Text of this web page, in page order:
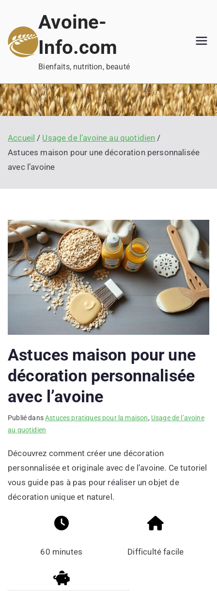
contenu
Avoine-
Info.com
Bienfaits, nutrition, beauté
Accueil
Usage de l’avoine au quotidien
Astuces maison pour une décoration personnalisée
avec l’avoine
Astuces maison pour une
décoration personnalisée
avec l’avoine
Publié dansAstuces pratiques pour la maison, Usage de l’avoine
au quotidien
Découvrez comment créer une décoration
personnalisée et originale avec de l’avoine. Ce tutoriel
vous guide pas à pas pour réaliser un objet de
décoration unique et naturel.
60 minutes Difficulté facile